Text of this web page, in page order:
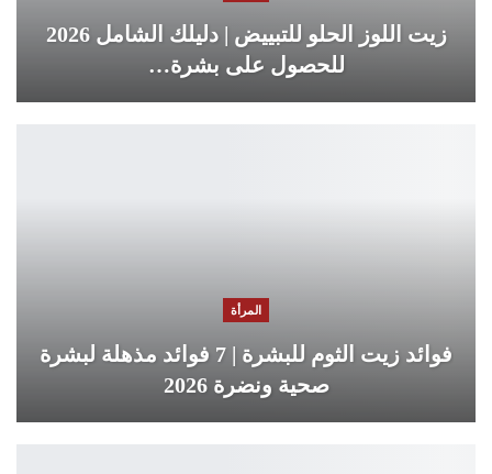
زيت اللوز الحلو للتبييض | دليلك الشامل 2026
للحصول على بشرة…
المرأة
فوائد زيت الثوم للبشرة | 7 فوائد مذهلة لبشرة
صحية ونضرة 2026